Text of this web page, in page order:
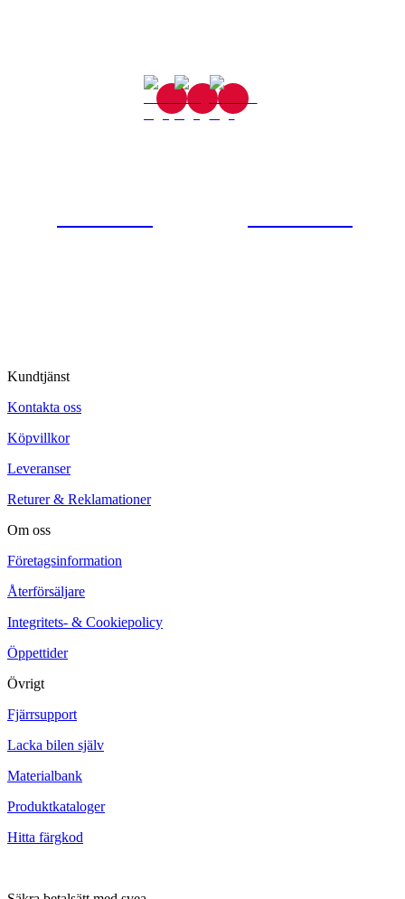
Kundtjänst
Kontakta oss
Köpvillkor
Leveranser
Returer & Reklamationer
Om oss
Företagsinformation
Återförsäljare
Integritets- & Cookiepolicy
Öppettider
Övrigt
Fjärrsupport
Lacka bilen själv
Materialbank
Produktkataloger
Hitta färgkod